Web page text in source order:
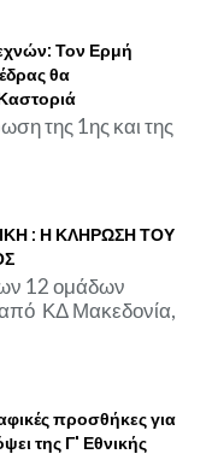
Τον Ερμή
θα
της 1ης και της
: Η ΚΛΗΡΩΣΗ ΤΟΥ
12 ομάδων
ΚΔ Μακεδονία,
προσθήκες για
της Γ' Εθνικής